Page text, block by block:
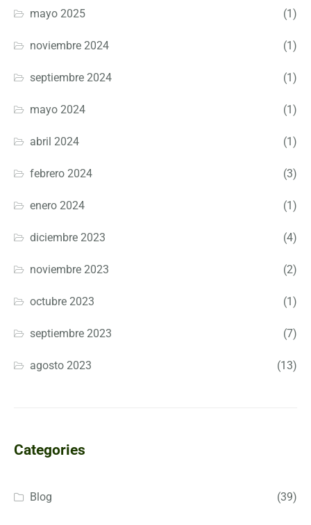
mayo 2025 (1)
noviembre 2024 (1)
septiembre 2024 (1)
mayo 2024 (1)
abril 2024 (1)
febrero 2024 (3)
enero 2024 (1)
diciembre 2023 (4)
noviembre 2023 (2)
octubre 2023 (1)
septiembre 2023 (7)
agosto 2023 (13)
Categories
Blog (39)